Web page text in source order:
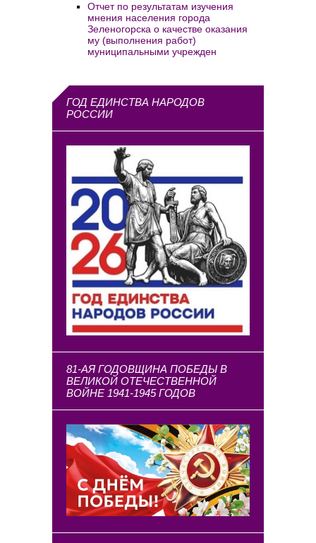
Отчет по результатам изучения
мнения населения города
Зеленогорска о качестве оказания
му (выполнения работ)
муниципальными учрежден
ГОД ЕДИНСТВА НАРОДОВ
РОССИИ
81-АЯ ГОДОВЩИНА ПОБЕДЫ В
ВЕЛИКОЙ ОТЕЧЕСТВЕННОЙ
ВОЙНЕ 1941-1945 ГОДОВ